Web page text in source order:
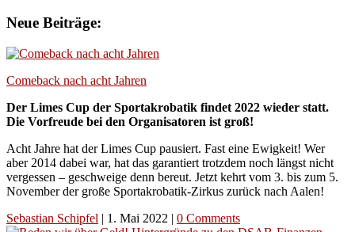
Neue Beiträge:
Comeback nach acht Jahren
Der Limes Cup der Sportakrobatik findet 2022 wieder statt.
Die Vorfreude bei den Organisatoren ist groß!
Acht Jahre hat der Limes Cup pausiert. Fast eine Ewigkeit! Wer
aber 2014 dabei war, hat das garantiert trotzdem noch längst nicht
vergessen – geschweige denn bereut. Jetzt kehrt vom 3. bis zum 5.
November der große Sportakrobatik-Zirkus zurück nach Aalen!
Sebastian Schipfel | 1. Mai 2022 | 0 Comments